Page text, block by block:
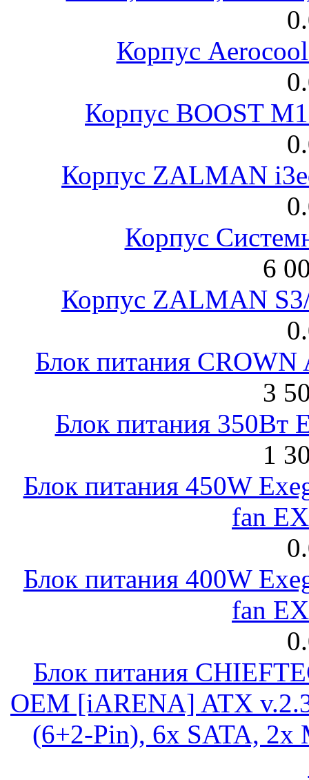
Корпус
Корпус BOOST
Корпус ZALMAN
Корпус
6
Корпус ZALMAN
Блок питания
3
Блок питания 350Вт
1
Блок питания 450W
fan
Блок питания 400W
fan
Блок питания
OEM [iARENA] ATX
(6+2-Pin), 6x SATA, 2x